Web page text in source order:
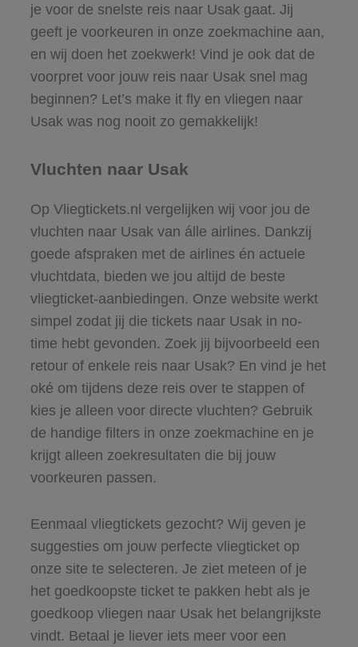
je voor de snelste reis naar Usak gaat. Jij
geeft je voorkeuren in onze zoekmachine aan,
en wij doen het zoekwerk! Vind je ook dat de
voorpret voor jouw reis naar Usak snel mag
beginnen? Let’s make it fly en vliegen naar
Usak was nog nooit zo gemakkelijk!
Vluchten naar Usak
Op Vliegtickets.nl vergelijken wij voor jou de
vluchten naar Usak van álle airlines. Dankzij
goede afspraken met de airlines én actuele
vluchtdata, bieden we jou altijd de beste
vliegticket-aanbiedingen. Onze website werkt
simpel zodat jij die tickets naar Usak in no-
time hebt gevonden. Zoek jij bijvoorbeeld een
retour of enkele reis naar Usak? En vind je het
oké om tijdens deze reis over te stappen of
kies je alleen voor directe vluchten? Gebruik
de handige filters in onze zoekmachine en je
krijgt alleen zoekresultaten die bij jouw
voorkeuren passen.
Eenmaal vliegtickets gezocht? Wij geven je
suggesties om jouw perfecte vliegticket op
onze site te selecteren. Je ziet meteen of je
het goedkoopste ticket te pakken hebt als je
goedkoop vliegen naar Usak het belangrijkste
vindt. Betaal je liever iets meer voor een